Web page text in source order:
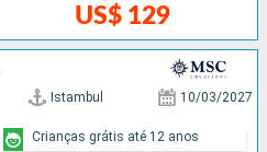
US$ 129
Istambul 10/03/2027
Crianças grátis até 12 anos